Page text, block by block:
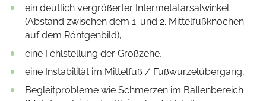
ein deutlich vergrößerter Intermetatarsalwinkel
(Abstand zwischen dem 1. und 2. Mittelfußknochen
auf dem Röntgenbild),
eine Fehlstellung der Großzehe,
eine Instabilität im Mittelfuß / Fußwurzelübergang,
Begleitprobleme wie Schmerzen im Ballenbereich